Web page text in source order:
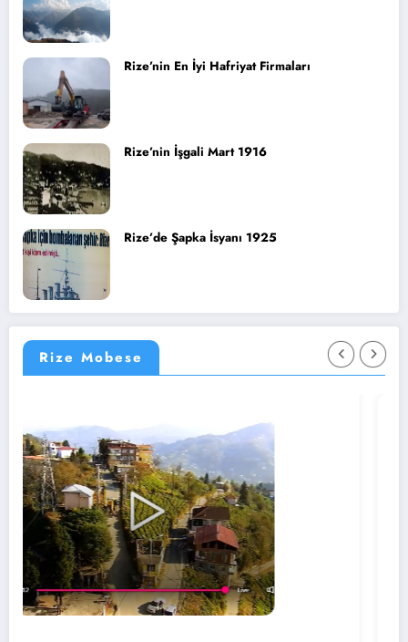
Rize’nin En İyi Hafriyat Firmaları
Rize’nin İşgali Mart 1916
Rize’de Şapka İsyanı 1925
Rize Mobese